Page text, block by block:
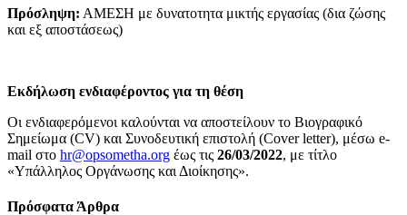
Πρόσληψη: ΑΜΕΣΗ με δυνατοτητα μικτής εργασίας (δια ζώσης
και εξ αποστάσεως)
Εκδήλωση ενδιαφέροντος για τη θέση
Οι ενδιαφερόμενοι καλούνται να αποστείλουν το Βιογραφικό
Σημείωμα (CV) και Συνοδευτική επιστολή (Cover letter), μέσω e-
mail στο hr@opsometha.org έως τις 26/03/2022, με τίτλο
«Υπάλληλος Οργάνωσης και Διοίκησης».
Πρόσφατα Άρθρα